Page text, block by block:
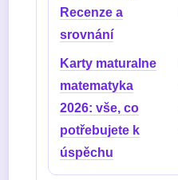
Recenze a
srovnání
Karty maturalne
matematyka
2026: vše, co
potřebujete k
úspěchu